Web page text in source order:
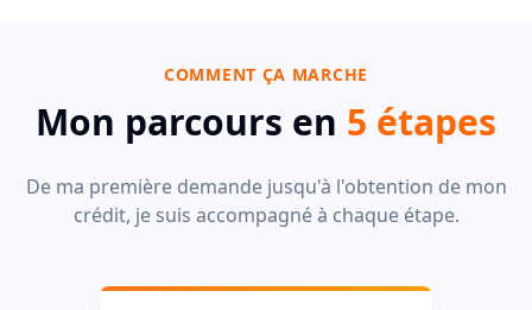
COMMENT ÇA MARCHE
Mon parcours en 5 étapes
De ma première demande jusqu'à l'obtention de mon
crédit, je suis accompagné à chaque étape.